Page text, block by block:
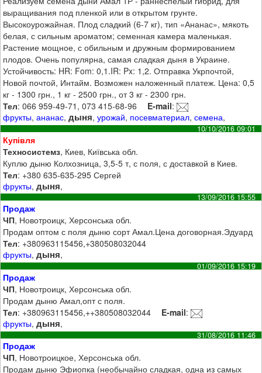
выращивания под пленкой или в открытом грунте.
Высокоурожайная. Плод сладкий (6-7 кг), тип «Ананас», мякоть
белая, с сильным ароматом; семенная камера маленькая.
Растение мощное, с обильным и дружным формированием
плодов. Очень популярна, самая сладкая дыня в Украине.
Устойчивость: HR: Fom: 0,1.IR: Px: 1,2. Отправка Укрпочтой,
Новой почтой, Интайм. Возможен наложенный платеж. Цена: 0,5
кг - 1300 грн., 1 кг - 2500 грн., от 3 кг - 2300 грн.
Тел: 066 959-49-71, 073 415-68-96 E-mail:
фрукты,ананас,дыня,урожай, посевматериал,семена,
10/10/2016 09:01
Купівля
Техносистемз, Киев, Київська обл.
Куплю дыню Колхозница, 3,5-5 т, с поля, с доставкой в Киев.
Тел: +380 635-635-295 Сергей
фрукты,дыня,
13/09/2016 15:55
Продаж
ЧП, Новотроицк, Херсонська обл.
Продам оптом с поля дыню сорт Амал.Цена договорная.Эдуард
Тел: +380963115456,+380508032044
фрукты,дыня,
01/09/2016 15:19
Продаж
ЧП, Новотроицк, Херсонська обл.
Продам дыню Амал,опт с поля.
Тел: +380963115456,++380508032044 E-mail:
фрукты,дыня,
31/08/2016 11:46
Продаж
ЧП, Новотроицкое, Херсонська обл.
Продам дыню Эфиопка (необычайно сладкая, одна из самых